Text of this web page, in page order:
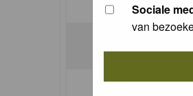
Sociale
van
I forgot